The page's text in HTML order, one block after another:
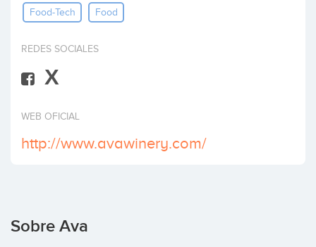
Invertir
Food-Tech Food
REDES SOCIALES
X
WEB OFICIAL
http://www.avawinery.com/
Sobre Ava